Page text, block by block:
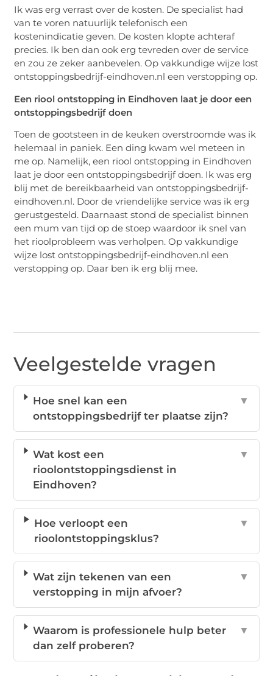
Ik was erg verrast over de kosten. De specialist had
van te voren natuurlijk telefonisch een
kostenindicatie geven. De kosten klopte achteraf
precies. Ik ben dan ook erg tevreden over de service
en zou ze zeker aanbevelen. Op vakkundige wijze lost
ontstoppingsbedrijf-eindhoven.nl een verstopping op.
Een riool ontstopping in Eindhoven laat je door een
ontstoppingsbedrijf doen
Toen de gootsteen in de keuken overstroomde was ik
helemaal in paniek. Een ding kwam wel meteen in
me op. Namelijk, een riool ontstopping in Eindhoven
laat je door een ontstoppingsbedrijf doen. Ik was erg
blij met de bereikbaarheid van ontstoppingsbedrijf-
eindhoven.nl. Door de vriendelijke service was ik erg
gerustgesteld. Daarnaast stond de specialist binnen
een mum van tijd op de stoep waardoor ik snel van
het rioolprobleem was verholpen. Op vakkundige
wijze lost ontstoppingsbedrijf-eindhoven.nl een
verstopping op. Daar ben ik erg blij mee.
Veelgestelde vragen
Hoe snel kan een
ontstoppingsbedrijf ter plaatse zijn?
▼
Wat kost een
rioolontstoppingsdienst in
Eindhoven?
▼
Hoe verloopt een
rioolontstoppingsklus?
▼
Wat zijn tekenen van een
verstopping in mijn afvoer?
▼
Waarom is professionele hulp beter
dan zelf proberen?
▼